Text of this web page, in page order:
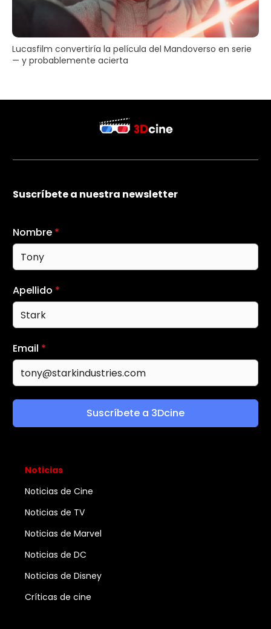
Lucasfilm convertiría la película del Mandoverso en serie
— y probablemente acierta
Suscríbete a nuestra newsletter
Nombre *
Apellido *
Email *
Suscríbete a 3Dcine
Noticias
Noticias de Cine
Noticias de TV
Noticias de Marvel
Noticias de DC
Noticias de Disney
Críticas de cine